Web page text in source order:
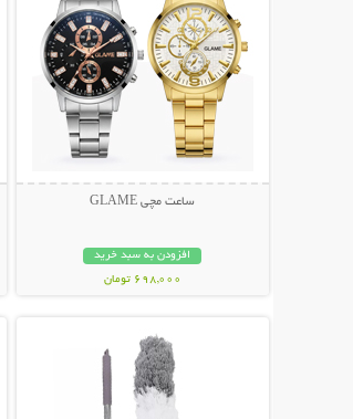
ساعت مچی GLAME
افزودن به سبد خرید
698,000 تومان